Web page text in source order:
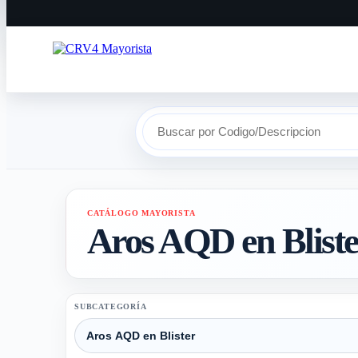
Buscar por Codigo/Descripcion
CATÁLOGO MAYORISTA
Aros AQD en
SUBCATEGORÍA